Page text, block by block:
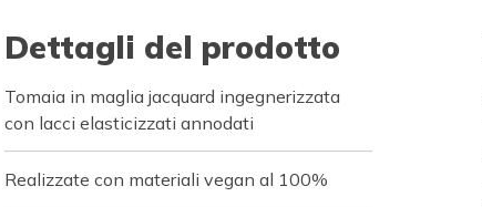
Dettagli del prodotto
Tomaia in maglia jacquard ingegnerizzata
con lacci elasticizzati annodati
Realizzate con materiali vegan al 100%